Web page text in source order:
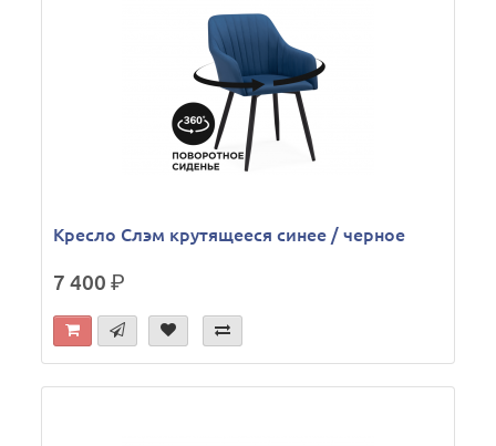
Кресло Слэм крутящееся синее / черное
7 400р.